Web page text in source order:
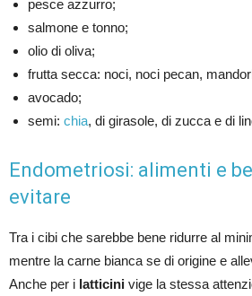
pesce azzurro;
salmone e tonno;
olio di oliva;
frutta secca: noci, noci pecan,
avocado;
semi: chia, di girasole, di zucca e di
Endometriosi: alimenti e
evitare
Tra i cibi che sarebbe bene ridurre al
mentre la carne bianca se di origine e
Anche per i latticini vige la stessa